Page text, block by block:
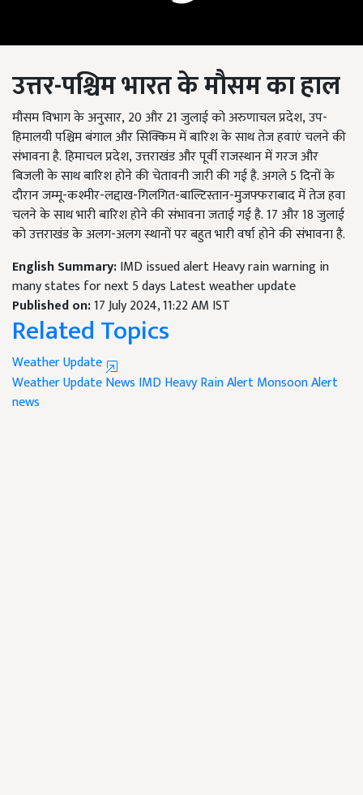
उत्तर-पश्चिमभारतके मौसम का हाल
मौसम विभाग के अनुसार, 20 और 21 जुलाई को अरुणाचल प्रदेश, उप-
हिमालयी पश्चिम बंगाल और सिक्किम में बारिश के साथ तेज हवाएं चलने की
संभावना है. हिमाचल प्रदेश, उत्तराखंड और पूर्वी राजस्थान में गरज और
बिजली के साथ बारिश होने की चेतावनी जारी की गई है. अगले 5 दिनों के
दौरान जम्मू-कश्मीर-लद्दाख-गिलगित-बाल्टिस्तान-मुजफ्फराबाद में तेज हवा
चलने के साथ भारी बारिश होने की संभावना जताई गई है. 17 और 18 जुलाई
को उत्तराखंड के अलग-अलग स्थानों पर बहुत भारी वर्षा होने की संभावना है.
English Summary:IMD issued alert Heavy rain warning in
many states for next 5 days Latest weather update
Published on:17 July 2024, 11:22 AM IST
Related Topics
Weather Update
Weather Update News IMD Heavy Rain AlertMonsoon Alert
news